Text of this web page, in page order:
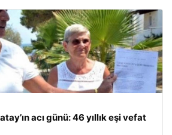
acı günü: 46 yıllık eşi vefat